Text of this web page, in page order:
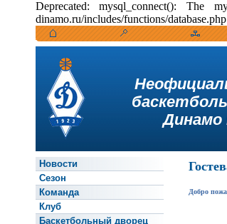
Deprecated: mysql_connect():
dinamo.ru/includes/functions/
Динамо
Новости
Сезон
Команда
Клуб
Баскетбольный дворец
Добро